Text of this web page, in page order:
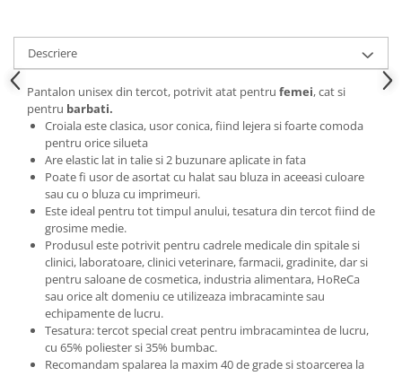
Descriere
Pantalon unisex din tercot, potrivit atat pentru femei, cat si
pentru barbati.
Croiala este clasica, usor conica, fiind lejera si foarte comoda
pentru orice silueta
Are elastic lat in talie si 2 buzunare aplicate in fata
Poate fi usor de asortat cu halat sau bluza in aceeasi culoare
sau cu o bluza cu imprimeuri.
Este ideal pentru tot timpul anului, tesatura din tercot fiind de
grosime medie.
Produsul este potrivit pentru cadrele medicale din spitale si
clinici, laboratoare, clinici veterinare, farmacii, gradinite, dar si
pentru saloane de cosmetica, industria alimentara, HoReCa
sau orice alt domeniu ce utilizeaza imbracaminte sau
echipamente de lucru.
Tesatura: tercot special creat pentru imbracamintea de lucru,
cu 65% poliester si 35% bumbac.
Recomandam spalarea la maxim 40 de grade si stoarcerea la